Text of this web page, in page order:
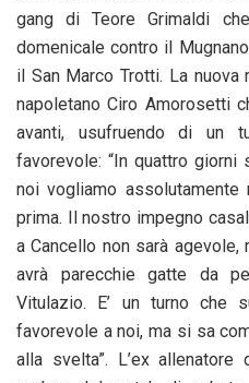
gang di Teore Grimaldi
domenicale contro il
il San Marco Trotti. La
napoletano Ciro Amorosetti
avanti, usufruendo di un
favorevole: “In quattro
noi vogliamo assolutamente
prima. Il nostro impegno
a Cancello non sarà
avrà parecchie gatte da
Vitulazio. E’ un turno che
favorevole a noi, ma si sa
alla svelta”. L’ex